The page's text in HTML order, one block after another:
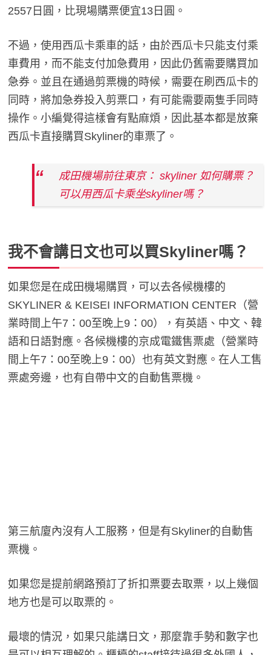
2557日圓，比現場購票便宜13日圓。
不過，使用西瓜卡乘車的話，由於西瓜卡只能支付乘
車費用，而不能支付加急費用，因此仍舊需要購買加
急券。並且在通過剪票機的時候，需要在刷西瓜卡的
同時，將加急券投入剪票口，有可能需要兩隻手同時
操作。小編覺得這樣會有點麻煩，因此基本都是放棄
西瓜卡直接購買Skyliner的車票了。
成田機場前往東京： skyliner 如何購票？
可以用西瓜卡乘坐skyliner嗎？
我不會講日文也可以買Skyliner嗎？
如果您是在成田機場購買，可以去各候機樓的
SKYLINER & KEISEI INFORMATION CENTER（營
業時間上午7：00至晚上9：00），有英語、中文、韓
語和日語對應。各候機樓的京成電鐵售票處（營業時
間上午7：00至晚上9：00）也有英文對應。在人工售
票處旁邊，也有自帶中文的自動售票機。
第三航廈內沒有人工服務，但是有Skyliner的自動售
票機。
如果您是提前網路預訂了折扣票要去取票，以上幾個
地方也是可以取票的。
最壞的情況，如果只能講日文，那麼靠手勢和數字也